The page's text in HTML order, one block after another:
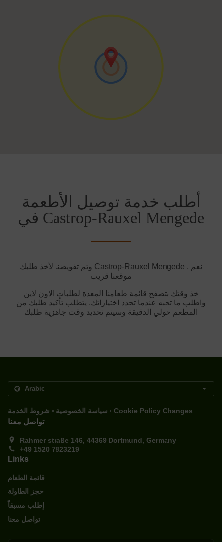
أطلب خدمة توصيل الأطعمة
في Castrop-Rauxel Mengede
وتم تفويضنا لأخذ طلبك Castrop-Rauxel Mengede نعم ,
موقعنا قريب
خذ وقتك بتصفح قائمة طعامنا المعدة لطلبات الاون لاين
واطلب ما تحبه عندما تحدد اختياراتك. يتطلب تأكيد طلبك من
المطعم حولي الدقيقة وسيتم تحديد وقت جاهزية طلبك
سياسة الخصوصية . شروط الخدمة . Cookie Policy Changes
تواصل معنا
Rahmer straße 146, 44369 Dortmund, Germany
+49 1520 7823219
Links
قائمة الطعام
حجز الطاولة
إطلب مسبقاً
تواصل معنا